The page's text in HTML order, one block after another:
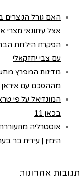
האם גורל הנוצרים
אצל עיתונאי מצרי
הפקרת הילדות
עם צבי יחזקאלי
מדינות המפרץ
מההסכם עם איראן
המונדיאל על פי
בכאן 11
אוסטרליה
הימין | עידית בר
תגובות אחרונות